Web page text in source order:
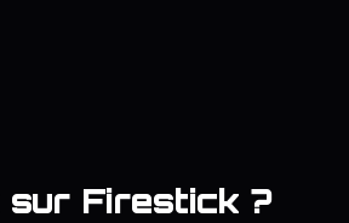
sur Firestick ?